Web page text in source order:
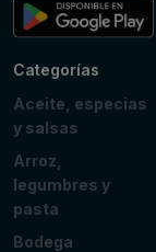
Categorías
Aceite, especias
y salsas
Arroz,
legumbres y
pasta
Bodega